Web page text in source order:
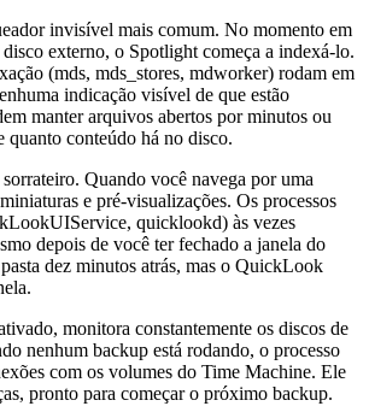
invisível mais comum. No momento em
externo, o Spotlight começa a indexá-lo.
(mds, mds_stores, mdworker) rodam em
indicação visível de que estão
manter arquivos abertos por minutos ou
quanto conteúdo há no disco.
Quando você navega por uma
e pré-visualizações. Os processos
, quicklookd) às vezes
depois de você ter fechado a janela do
dez minutos atrás, mas o QuickLook
monitora constantemente os discos de
nenhum backup está rodando, o processo
com os volumes do Time Machine. Ele
pronto para começar o próximo backup.